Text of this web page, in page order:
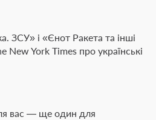
ЗСУ» і «Єнот Ракета та інші
New York Times про українські
вас — ще один для